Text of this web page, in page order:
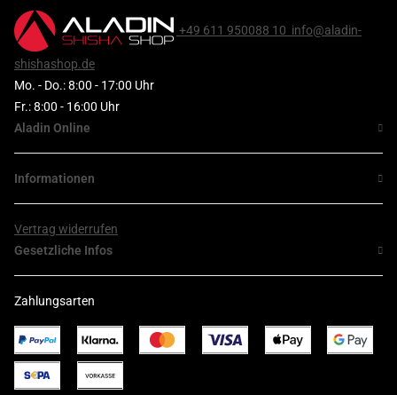
+49 611 950088 10 info@aladin-
shishashop.de
Mo. - Do.: 8:00 - 17:00 Uhr
Fr.: 8:00 - 16:00 Uhr
Aladin Online
Informationen
Vertrag widerrufen
Gesetzliche Infos
Zahlungsarten